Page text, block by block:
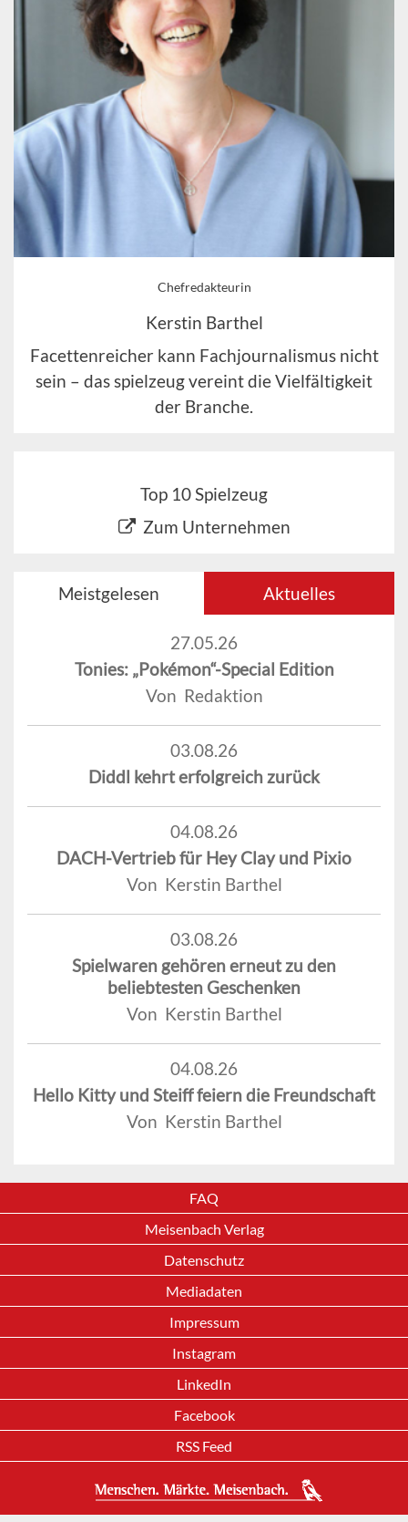
Chefredakteurin
Kerstin Barthel
Facettenreicher kann Fachjournalismus nicht
sein – das spielzeug vereint die Vielfältigkeit
der Branche.
Top 10 Spielzeug
Zum Unternehmen
Meistgelesen Aktuelles
27.05.26
Tonies: „Pokémon“-Special Edition
Von Redaktion
03.08.26
Diddl kehrt erfolgreich zurück
04.08.26
DACH-Vertrieb für Hey Clay und Pixio
Von Kerstin Barthel
03.08.26
Spielwaren gehören erneut zu den
beliebtesten Geschenken
Von Kerstin Barthel
04.08.26
Hello Kitty und Steiff feiern die Freundschaft
Von Kerstin Barthel
FAQ
Meisenbach Verlag
Datenschutz
Mediadaten
Impressum
Instagram
LinkedIn
Facebook
RSS Feed